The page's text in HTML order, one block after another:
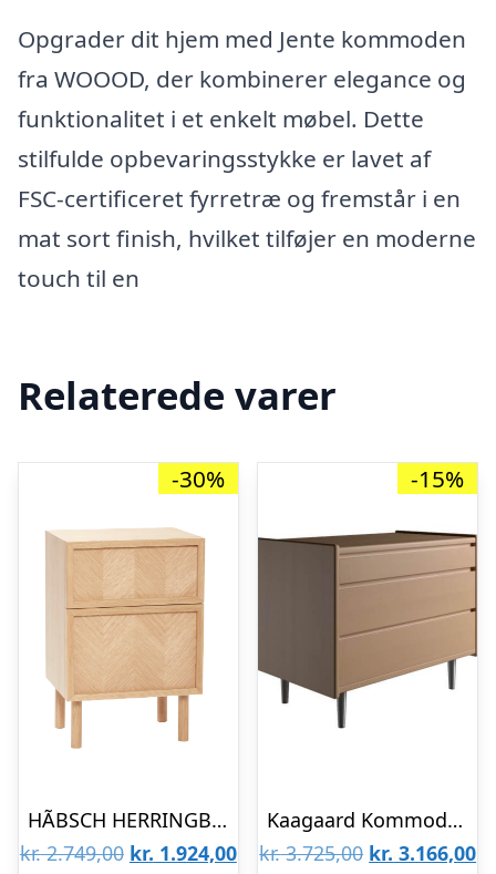
Opgrader dit hjem med Jente kommoden
fra WOOOD, der kombinerer elegance og
funktionalitet i et enkelt møbel. Dette
stilfulde opbevaringsstykke er lavet af
FSC-certificeret fyrretræ og fremstår i en
mat sort finish, hvilket tilføjer en moderne
touch til en
Relaterede varer
-30%
HÃBSCH HERRINGBONE KOMMODE M/SKUFFER NATUR – 60
kr.2.749,00 Den
kr. 1.924,00Den
-15%
Kaagaard Kommode med 3 Skuffer – Bøg med metalben : Erling Christensen Møbler
kr.3.725,00 Den
kr. 3.166,00